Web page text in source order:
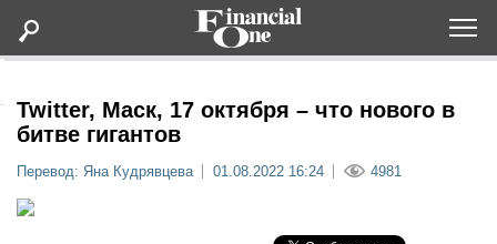
Статьи
Twitter, Маск, 17 октября – что нового в
битве гигантов
Перевод: Яна Кудрявцева 01.08.2022 16:24 4981